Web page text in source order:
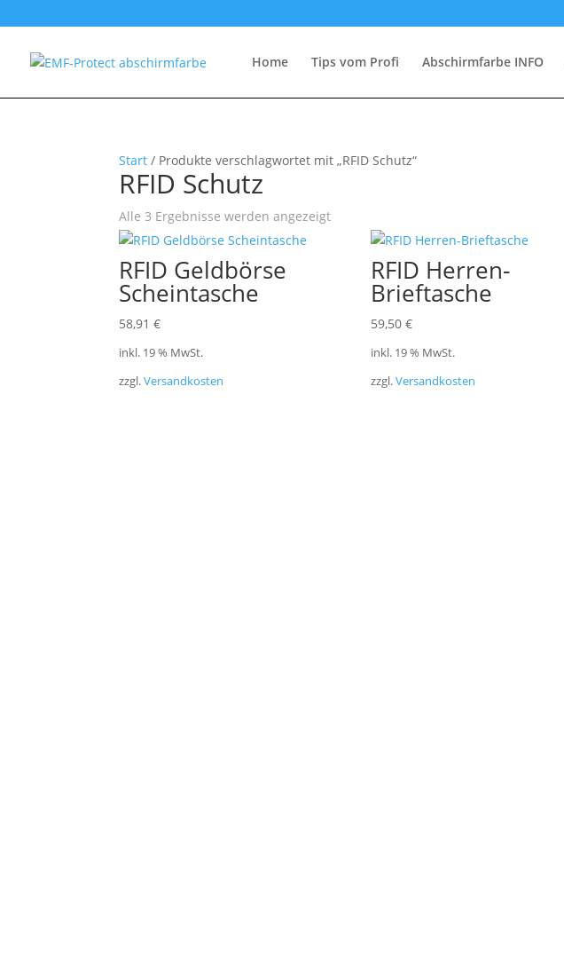
Home Tips vom Profi Abschirmfarbe INFO
Start / Produkte verschlagwortet mit „RFID Schutz“
RFID Schutz
Alle 3 Ergebnisse werden angezeigt
RFID Geldbörse
Scheintasche
58,91€
inkl. 19 % MwSt.
zzgl.Versandkosten
RFID Herren-
Brieftasche
59,50 €
inkl. 19 % MwSt.
zzgl.Versandkosten